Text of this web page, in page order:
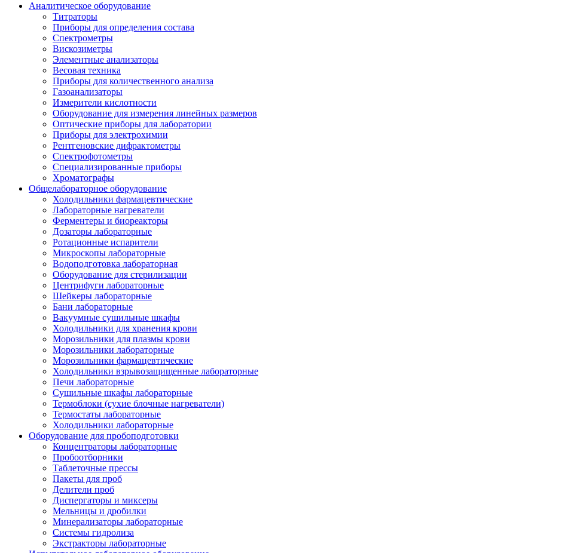
Аналитическое оборудование
Титраторы
Приборы для определения состава
Спектрометры
Вискозиметры
Элементные анализаторы
Весовая техника
Приборы для количественного анализа
Газоанализаторы
Измерители кислотности
Оборудование для измерения линейных размеров
Оптические приборы для лаборатории
Приборы для электрохимии
Рентгеновские дифрактометры
Спектрофотометры
Специализированные приборы
Хроматографы
Общелабораторное оборудование
Холодильники фармацевтические
Лабораторные нагреватели
Ферментеры и биореакторы
Дозаторы лабораторные
Ротационные испарители
Микроскопы лабораторные
Водоподготовка лабораторная
Оборудование для стерилизации
Центрифуги лабораторные
Шейкеры лабораторные
Бани лабораторные
Вакуумные сушильные шкафы
Холодильники для хранения крови
Морозильники для плазмы крови
Морозильники лабораторные
Морозильники фармацевтические
Холодильники взрывозащищенные лабораторные
Печи лабораторные
Сушильные шкафы лабораторные
Термоблоки (сухие блочные нагреватели)
Термостаты лабораторные
Холодильники лабораторные
Оборудование для пробоподготовки
Концентраторы лабораторные
Пробоотборники
Таблеточные прессы
Пакеты для проб
Делители проб
Диспергаторы и миксеры
Мельницы и дробилки
Минерализаторы лабораторные
Системы гидролиза
Экстракторы лабораторные